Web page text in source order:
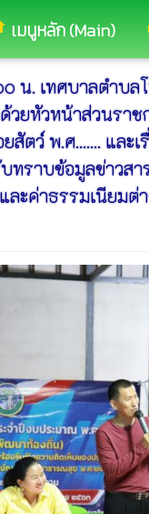
เมนูหลัก (Main)
. เทศบาลตำบล
ยหัวหน้าส่วนรา
สัตว์ พ.ศ....... แล
ทราบข้อมูลข่าว
ะค่าธรรมเนียมต่